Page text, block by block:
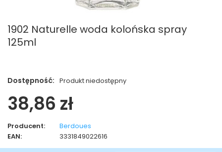
1902 Naturelle woda kolońska spray
125ml
Dostępność: Produkt niedostępny
38,86 zł
Producent:
Berdoues
EAN:
3331849022616